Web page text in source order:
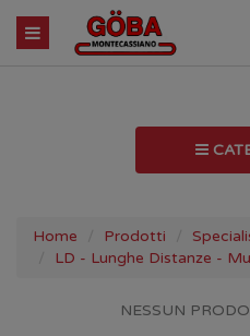
Home Prodotti
LD - Lunghe Distanze -
NESSUN